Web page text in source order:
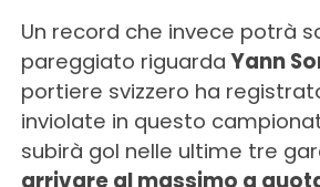
Un record che invece potrà
pareggiato riguarda Yann
portiere svizzero ha
inviolate in questo
subirà gol nelle ultime tre
arrivare al massimo a